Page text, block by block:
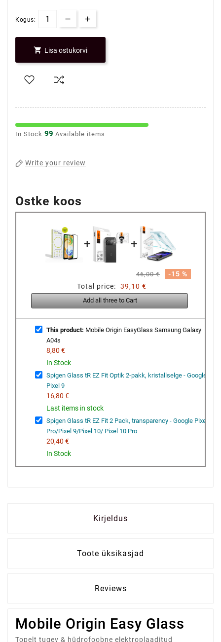
Kogus:
 Lisa ostukorvi
In Stock 99 Available items
Write your review
Ostke koos
+ +
46,00 €
-15 %
Total price:
39,10 €
Add all three to Cart
This product: Mobile Origin EasyGlass Samsung Galaxy
A04s
8,80 €
In Stock
Spigen Glass tR EZ Fit Optik 2-pakk, kristallselge - Google
Pixel 9
16,80 €
Last items in stock
Spigen Glass tR EZ Fit 2 Pack, transparency - Google Pixel 9
Pro/Pixel 9/Pixel 10/ Pixel 10 Pro
20,40 €
In Stock
Kirjeldus
Toote üksikasjad
Reviews
Mobile Origin Easy Glass
Topelt tugev & hüdrofoobne elektroplaaditud